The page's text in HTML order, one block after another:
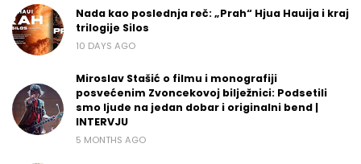
Nada kao poslednja reč: „Prah“ Hjua Hauija i kraj
trilogije Silos
10 DAYS AGO
Miroslav Stašić o filmu i monografiji
posvećenim Zvoncekovoj bilježnici: Podsetili
smo ljude na jedan dobar i originalni bend |
INTERVJU
5 MONTHS AGO